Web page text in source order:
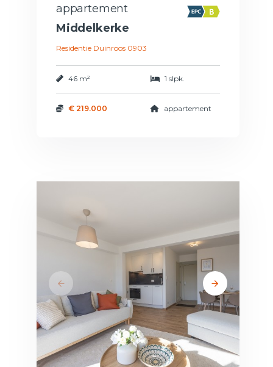
appartement
Middelkerke
Residentie Duinroos 0903
46 m² 1 slpk.
€ 219.000 appartement